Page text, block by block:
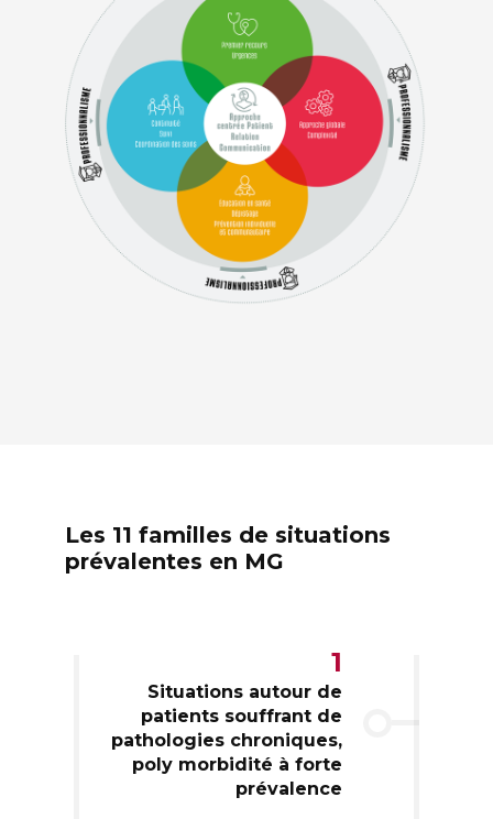
Les 11 familles de situations
prévalentes en MG
1
Situations autour de
patients souffrant de
pathologies chroniques,
poly morbidité à forte
prévalence